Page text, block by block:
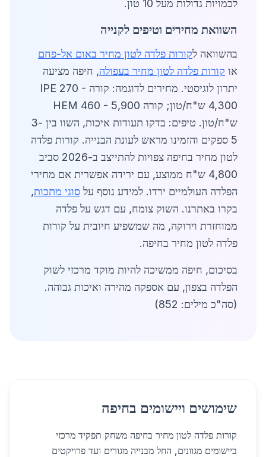
לכמויות גדולות מעל 10 טון.
השוואת מחירים וטיפים לקנייה
בהשוואה לקורות פלדה לטון מחיר באום אל-פחם
או קורות פלדה לטון מחיר בעפולה, חיפה מציעה
יתרון לוגיסטי. מחירים לדוגמה: קורה IPE 270 -
4,300 ש"ח/טון; קורה HEM 460 - 5,900
ש"ח/טון. טיפים: בדקו תעודות איכות, השוו בין 3-
5 ספקים והזמינו מראש לעונת הבנייה. קורות פלדה
לטון מחיר בחיפה צפויות להתייצב ב-2026 סביב
4,800 ש"ח ממוצע, עם ירידה אפשרית אם מחירי
הפלדה העולמיים ירדו. למידע נוסף על סוגי מתכות,
בקרו באתרנו. השוק צומח, עם דגש על פלדה
ממוחזרת וירוקה, מה שמשפיע חיובית על קורות
פלדה לטון מחיר בחיפה.
בסיכום, חיפה ממשיכה להיות מוקד מרכזי לשוק
הפלדה בצפון, עם אספקה מהירה ואיכות גבוהה.
(סה"כ מילים: 852)
שימושים ויישומים בחיפה
קורות פלדה לטון מחיר בחיפה משחק תפקיד מרכזי
ביישומים מגוונים, החל מבנייה מגורים ועד פרויקטים